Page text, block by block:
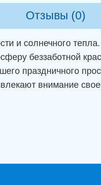
Отзывы (0)
и солнечного
беззаботной
праздничного
внимание